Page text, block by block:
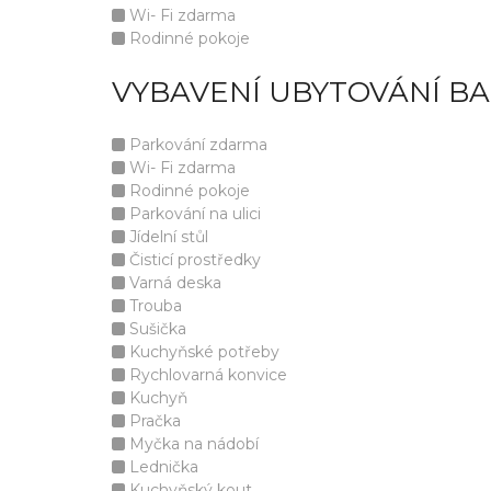
Wi- Fi zdarma
Rodinné pokoje
VYBAVENÍ UBYTOVÁNÍ
Parkování zdarma
Wi- Fi zdarma
Rodinné pokoje
Parkování na ulici
Jídelní stůl
Čisticí prostředky
Varná deska
Trouba
Sušička
Kuchyňské potřeby
Rychlovarná konvice
Kuchyň
Pračka
Myčka na nádobí
Lednička